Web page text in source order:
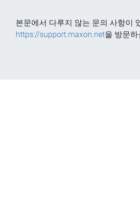
본문에서 다루지 않는 문의 사항이
https://support.maxon.net을 방문하